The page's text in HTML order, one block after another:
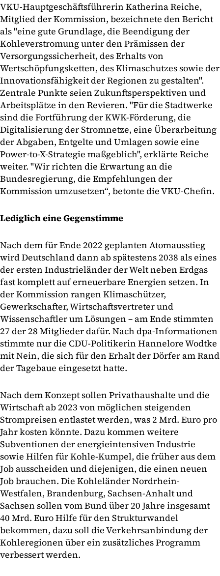
VKU-Hauptgeschäftsführerin Katherina Reiche,
Mitglied der Kommission, bezeichnete den Bericht
als "eine gute Grundlage, die Beendigung der
Kohleverstromung unter den Prämissen der
Versorgungssicherheit, des Erhalts von
Wertschöpfungsketten, des Klimaschutzes sowie der
Innovationsfähigkeit der Regionen zu gestalten".
Zentrale Punkte seien Zukunftsperspektiven und
Arbeitsplätze in den Revieren. "Für die Stadtwerke
sind die Fortführung der KWK-Förderung, die
Digitalisierung der Stromnetze, eine Überarbeitung
der Abgaben, Entgelte und Umlagen sowie eine
Power-to-X-Strategie maßgeblich", erklärte Reiche
weiter. "Wir richten die Erwartung an die
Bundesregierung, die Empfehlungen der
Kommission umzusetzen“, betonte die VKU-Chefin.
Lediglich eine Gegenstimme
Nach dem für Ende 2022 geplanten Atomausstieg
wird Deutschland dann ab spätestens 2038 als eines
der ersten Industrieländer der Welt neben Erdgas
fast komplett auf erneuerbare Energien setzen. In
der Kommission rangen Klimaschützer,
Gewerkschafter, Wirtschaftsvertreter und
Wissenschaftler um Lösungen – am Ende stimmten
27 der 28 Mitglieder dafür. Nach dpa-Informationen
stimmte nur die CDU-Politikerin Hannelore Wodtke
mit Nein, die sich für den Erhalt der Dörfer am Rand
der Tagebaue eingesetzt hatte.
Nach dem Konzept sollen Privathaushalte und die
Wirtschaft ab 2023 von möglichen steigenden
Strompreisen entlastet werden, was 2 Mrd. Euro pro
Jahr kosten könnte. Dazu kommen weitere
Subventionen der energieintensiven Industrie
sowie Hilfen für Kohle-Kumpel, die früher aus dem
Job ausscheiden und diejenigen, die einen neuen
Job brauchen. Die Kohleländer Nordrhein-
Westfalen, Brandenburg, Sachsen-Anhalt und
Sachsen sollen vom Bund über 20 Jahre insgesamt
40 Mrd. Euro Hilfe für den Strukturwandel
bekommen, dazu soll die Verkehrsanbindung der
Kohleregionen über ein zusätzliches Programm
verbessert werden.